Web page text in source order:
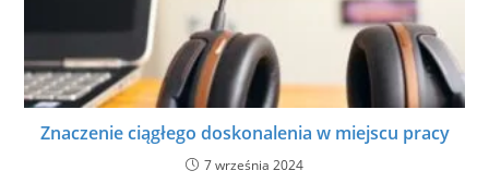
Znaczenie ciągłego doskonalenia w miejscu pracy
7 września 2024